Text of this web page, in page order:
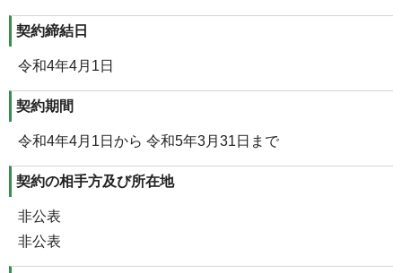
契約締結日
令和4年4月1日
契約期間
令和4年4月1日から 令和5年3月31日まで
契約の相手方及び所在地
非公表
非公表